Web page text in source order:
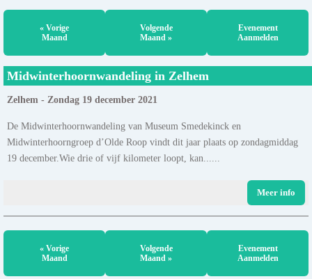
« Vorige
Maand
Volgende
Maand »
Evenement
Aanmelden
Midwinterhoornwandeling in Zelhem
Zelhem - Zondag 19 december 2021
De Midwinterhoornwandeling van Museum Smedekinck en
Midwinterhoorngroep d’Olde Roop vindt dit jaar plaats op zondagmiddag
19 december.Wie drie of vijf kilometer loopt, kan......
Meer info
« Vorige
Maand
Volgende
Maand »
Evenement
Aanmelden